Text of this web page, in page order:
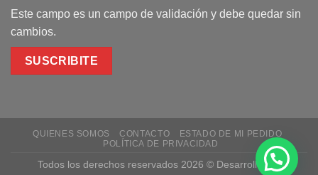
Este campo es un campo de validación y debe quedar sin
cambios.
QUIENES SOMOS CONTACTO
ESTADO DE MI PEDIDO
POLÍTICA DE PRIVACIDAD
Todos los derechos reservados 2026 © Desarrollo por